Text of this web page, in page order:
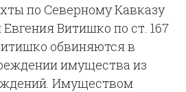
по Северному Кавказу
Витишко по ст. 167
обвиняются в
имущества из
Имуществом